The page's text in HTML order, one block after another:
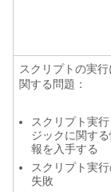
スクリプトの実行
関する問題：
スクリプト実行
ジックに関す
報を入手する
スクリプト実
失敗